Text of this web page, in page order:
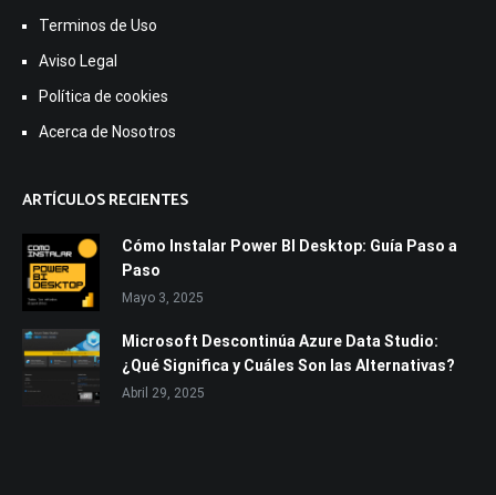
Terminos de Uso
Aviso Legal
Política de cookies
Acerca de Nosotros
ARTÍCULOS RECIENTES
Cómo Instalar Power BI Desktop: Guía Paso a
Paso
Mayo 3, 2025
Microsoft Descontinúa Azure Data Studio:
¿Qué Significa y Cuáles Son las Alternativas?
Abril 29, 2025